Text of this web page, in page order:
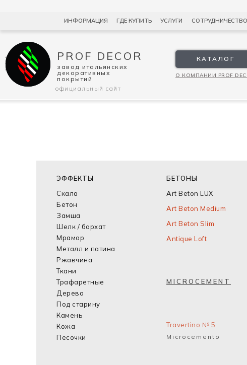
ИНФОРМАЦИЯ УСЛУГИ
ГДЕ КУПИТЬ
О КОМПАНИИ PROF
СОТРУДНИЧЕСТВО
официальный сайт
завод итальянских
декоративных
покрытий
PROF DECOR КАТАЛОГ
ЭФФЕКТЫ
Бетон
Шелк / бархат
Замша
Мрамор
Скала
Ржавчина
Металл и патина
Трафаретные
Под старину
Ткани
Дерево
Кожа
Камень
Песочки Microcemento
MICROCEMENT
Travertino № 5
БЕТОНЫ
Art Beton Slim
Antique Loft
Art Beton Medium
Art Beton LUX
завод итальянских
декоративных
покрытий